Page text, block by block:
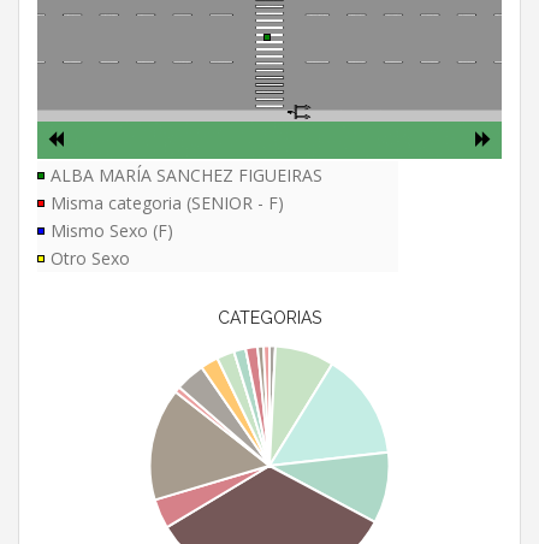
ALBA MARÍA SANCHEZ FIGUEIRAS
Misma categoria (SENIOR - F)
Mismo Sexo (F)
Otro Sexo
CATEGORIAS